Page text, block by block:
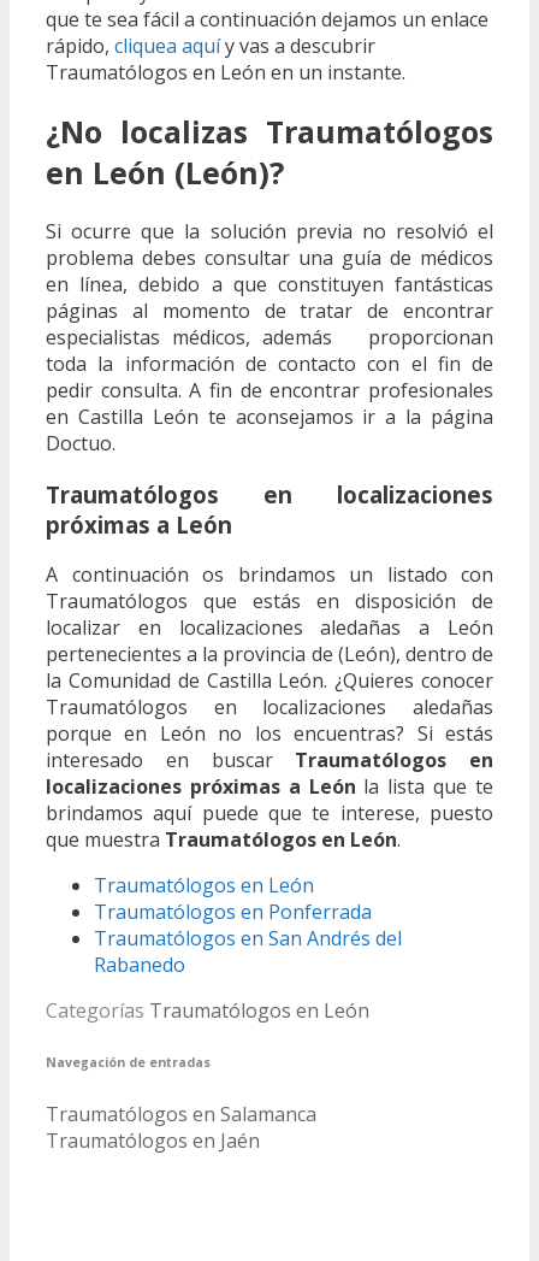
que te sea fácil a continuación dejamos un enlace
rápido, cliquea aquíy vas a descubrir
Traumatólogos en León en un instante.
¿No localizas Traumatólogos
en León (León)?
Si ocurre que la solución previa no resolvió el
problema debes consultar una guía de médicos
en línea, debido a que constituyen fantásticas
páginas al momento de tratar de encontrar
especialistas médicos, además proporcionan
toda la información de contacto con el fin de
pedir consulta. A fin de encontrar profesionales
en Castilla León te aconsejamos ir a la página
Doctuo.
Traumatólogos en localizaciones
próximas a León
A continuación os brindamos un listado con
Traumatólogos que estás en disposición de
localizar en localizaciones aledañas a León
pertenecientes a la provincia de (León), dentro de
la Comunidad de Castilla León. ¿Quieres conocer
Traumatólogos en localizaciones aledañas
porque en León no los encuentras? Si estás
interesado en buscar Traumatólogos en
localizaciones próximas a León la lista que te
brindamos aquí puede que te interese, puesto
que muestra Traumatólogos en León.
Traumatólogos en León
Traumatólogos en Ponferrada
Traumatólogos en San Andrés del
Rabanedo
Categorías Traumatólogos en León
Navegación de entradas
Traumatólogos en Salamanca
Traumatólogos en Jaén